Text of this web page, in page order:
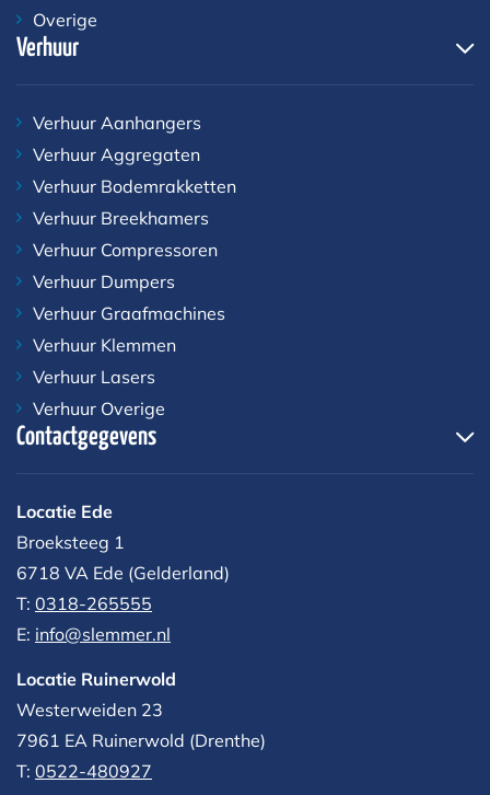
Overige
Verhuur
Verhuur Aanhangers
Verhuur Aggregaten
Verhuur Bodemrakketten
Verhuur Breekhamers
Verhuur Compressoren
Verhuur Dumpers
Verhuur Graafmachines
Verhuur Klemmen
Verhuur Lasers
Verhuur Overige
Contactgegevens
Locatie Ede
Broeksteeg 1
6718 VA Ede (Gelderland)
T: 0318-265555
E: info@slemmer.nl
Locatie Ruinerwold
Westerweiden 23
7961 EA Ruinerwold (Drenthe)
T: 0522-480927‬